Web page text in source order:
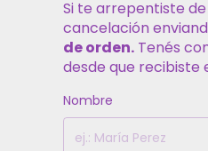
Si te arrepentiste
cancelación
de orden. Tenés
desde que recibiste
Nombre